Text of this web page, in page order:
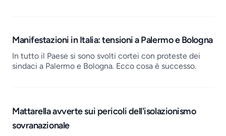
Manifestazioni in Italia: tensioni a Palermo e Bologna
In tutto il Paese si sono svolti cortei con proteste dei
sindaci a Palermo e Bologna. Ecco cosa è successo.
Mattarella avverte sui pericoli dell'isolazionismo
sovranazionale